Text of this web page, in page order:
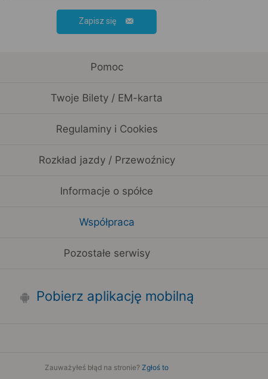
Zapisz się
Pomoc
Twoje Bilety / EM-karta
Regulaminy i Cookies
Rozkład jazdy / Przewoźnicy
Informacje o spółce
Współpraca
Pozostałe serwisy
Pobierz aplikację mobilną
Zauważyłeś błąd na stronie? Zgłoś to